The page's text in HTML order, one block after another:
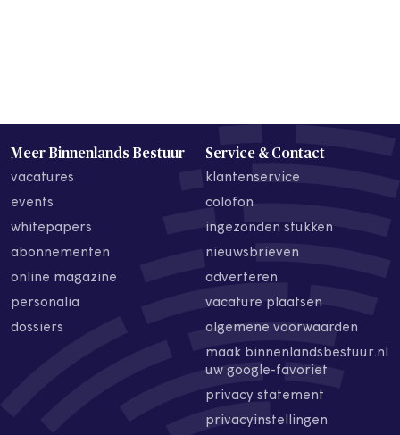
Meer Binnenlands Bestuur
vacatures
events
whitepapers
abonnementen
online magazine
personalia
dossiers
Service & Contact
klantenservice
colofon
ingezonden stukken
nieuwsbrieven
adverteren
vacature plaatsen
algemene voorwaarden
maak binnenlandsbestuur.nl
uw google-favoriet
privacy statement
privacyinstellingen